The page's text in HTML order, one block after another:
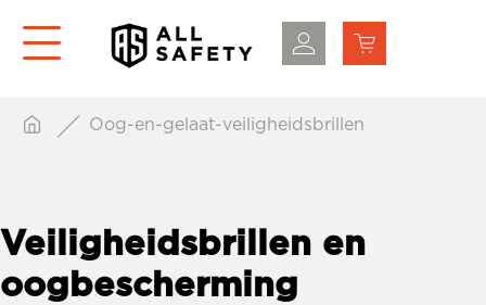
Oog-en-gelaat-veiligheidsbrillen
Veiligheidsbrillen en
oogbescherming